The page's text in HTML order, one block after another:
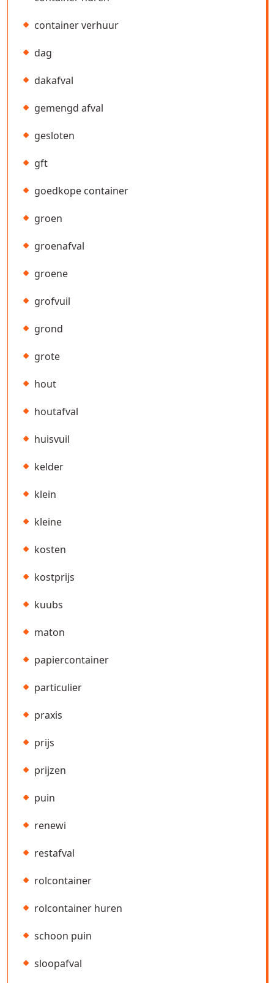
container verhuur
dag
dakafval
gemengd afval
gesloten
gft
goedkope container
groen
groenafval
groene
grofvuil
grond
grote
hout
houtafval
huisvuil
kelder
klein
kleine
kosten
kostprijs
kuubs
maton
papiercontainer
particulier
praxis
prijs
prijzen
puin
renewi
restafval
rolcontainer
rolcontainer huren
schoon puin
sloopafval